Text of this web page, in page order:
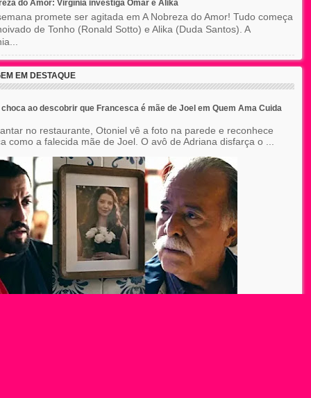
do Amor: Virgínia investiga Omar e Alika
promete ser agitada em A Nobreza do Amor! Tudo começa
de Tonho (Ronald Sotto) e Alika (Duda Santos). A
EM DESTAQUE
ao descobrir que Francesca é mãe de Joel em Quem Ama Cuida
no restaurante, Otoniel vê a foto na parede e reconhece
como a falecida mãe de Joel. O avô de Adriana disfarça o ...